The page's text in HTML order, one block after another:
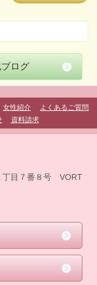
ログ
女性紹介
よくあるご質問
資料請求
丁目７番８号 VORT